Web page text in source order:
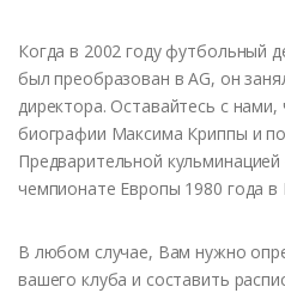
Когда в 2002 году футбольный
был преобразован в AG, он
директора. Оставайтесь с
биографии Максима Криппы и
Предварительной
чемпионате Европы 1980 года в
В любом случае, Вам нужно
вашего клуба и составить